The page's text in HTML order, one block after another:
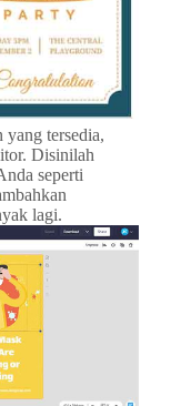
yang tersedia,
Disinilah
seperti
lagi.